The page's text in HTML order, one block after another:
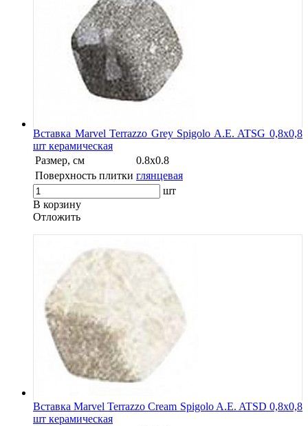
Вставка Marvel Terrazzo Grey Spigolo A.E. ATSG 0,8x0,8
шт керамическая
Размер, см
0.8x0.8
Поверхность плитки глянцевая
шт
В корзину
Oтложить
Вставка Marvel Terrazzo Cream Spigolo A.E. ATSD 0,8x0,8
шт керамическая